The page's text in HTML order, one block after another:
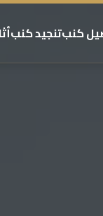
كنبتنجيد كنب